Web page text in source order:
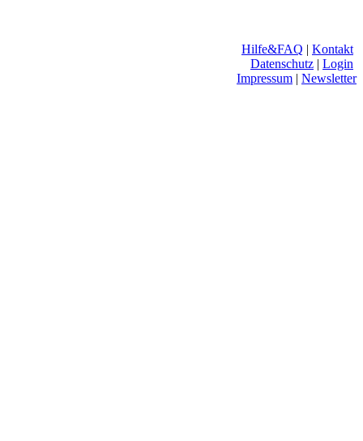
Hilfe&FAQ | Kontakt
Datenschutz | Login
Impressum | Newsletter